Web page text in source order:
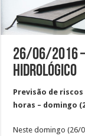
26/06/2016
hidrológico
Previsão de
horas – domingo
Neste domingo (26/